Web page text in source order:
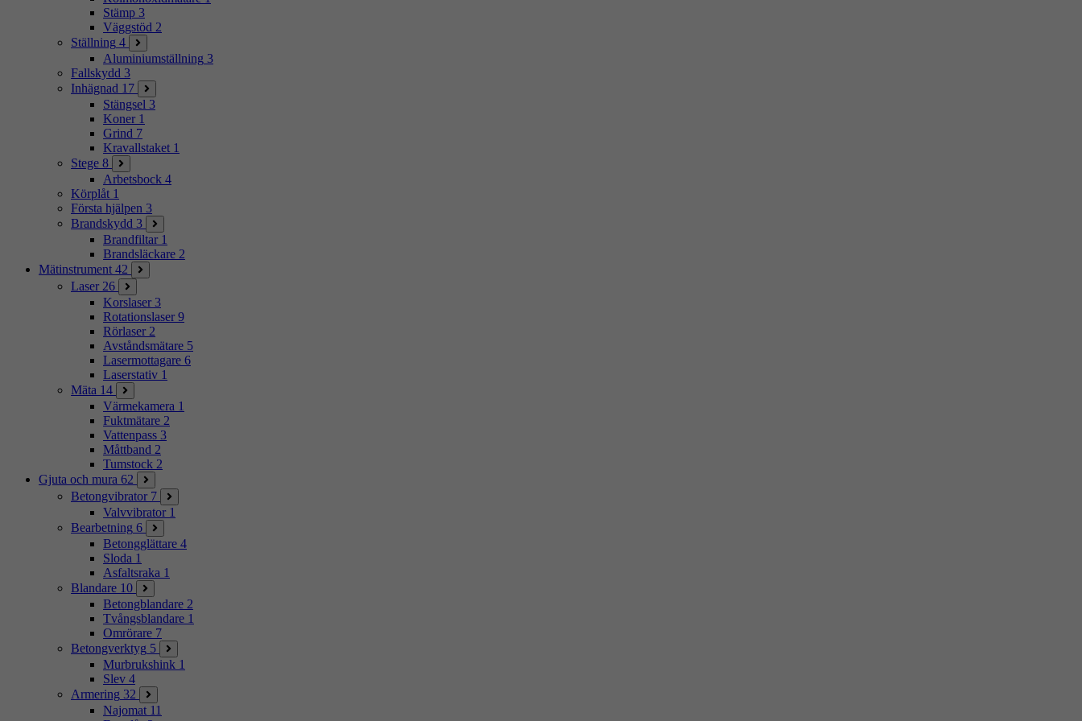
Stämp 3
Väggstöd 2
Ställning 4
Aluminiumställning 3
Fallskydd 3
Inhägnad 17
Stängsel 3
Koner 1
Grind 7
Kravallstaket 1
Stege 8
Arbetsbock 4
Körplåt 1
Första hjälpen 3
Brandskydd 3
Brandfiltar 1
Brandsläckare 2
Mätinstrument 42
Laser 26
Korslaser 3
Rotationslaser 9
Rörlaser 2
Avståndsmätare 5
Lasermottagare 6
Laserstativ 1
Mäta 14
Värmekamera 1
Fuktmätare 2
Vattenpass 3
Måttband 2
Tumstock 2
Gjuta och mura 62
Betongvibrator 7
Valvvibrator 1
Bearbetning 6
Betongglättare 4
Sloda 1
Asfaltsraka 1
Blandare 10
Betongblandare 2
Tvångsblandare 1
Omrörare 7
Betongverktyg 5
Murbrukshink 1
Slev 4
Armering 32
Najomat 11